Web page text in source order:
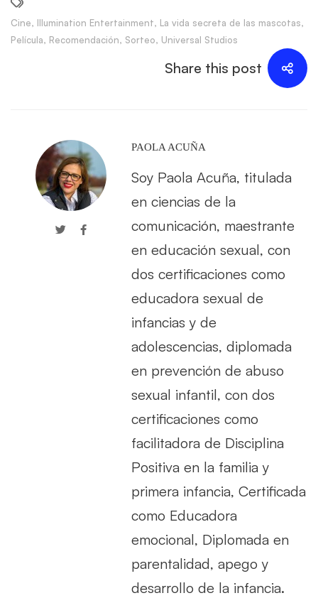
Cine, Illumination Entertainment, La vida secreta de las mascotas,
Película, Recomendación, Sorteo, Universal Studios
Share this post
PAOLA ACUÑA
Soy Paola Acuña, titulada
en ciencias de la
comunicación, maestrante
en educación sexual, con
dos certificaciones como
educadora sexual de
infancias y de
adolescencias, diplomada
en prevención de abuso
sexual infantil, con dos
certificaciones como
facilitadora de Disciplina
Positiva en la familia y
primera infancia, Certificada
como Educadora
emocional, Diplomada en
parentalidad, apego y
desarrollo de la infancia.